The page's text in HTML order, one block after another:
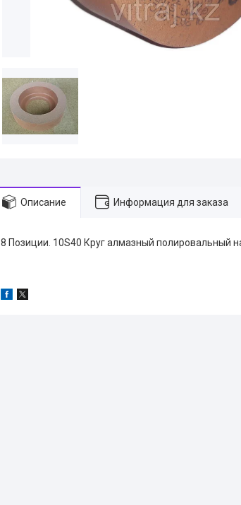
Описание Информация для заказа
8 Позиции. 10S40 Круг алмазный полировальный